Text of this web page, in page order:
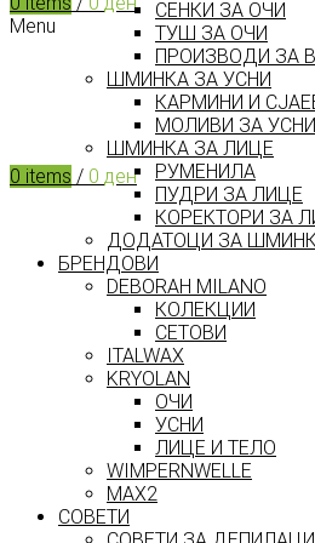
Menu
0 items / 0 ден
СЕНКИ ЗА ОЧИ
ТУШ ЗА ОЧИ
ПРОИЗВОДИ ЗА
ШМИНКА ЗА УСНИ
КАРМИНИ И
МОЛИВИ ЗА УСНИ
ШМИНКА ЗА ЛИЦЕ
РУМЕНИЛА
ПУДРИ ЗА ЛИЦЕ
КОРЕКТОРИ ЗА
ДОДАТОЦИ ЗА
БРЕНДОВИ
DEBORAH MILANO
КОЛЕКЦИИ
СЕТОВИ
ITALWAX
KRYOLAN
ОЧИ
УСНИ
ЛИЦЕ И ТЕЛО
WIMPERNWELLE
MAX2
СОВЕТИ